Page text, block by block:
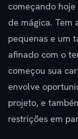
começando
de mágica. Tem
pequenas e um
afinado com o
começou sua
envolve
projeto, e
restrições em